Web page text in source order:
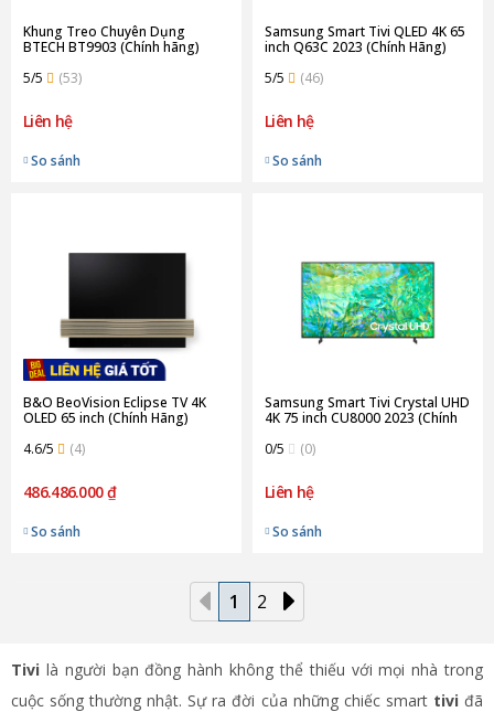
Khung Treo Chuyên Dụng
BTECH BT9903 (Chính hãng)
5/5
(53)
Liên hệ
So sánh
Samsung Smart Tivi QLED 4K 65
inch Q63C 2023 (Chính Hãng)
5/5
(46)
Liên hệ
So sánh
B&O BeoVision Eclipse TV 4K
OLED 65 inch (Chính Hãng)
4.6/5
(4)
486.486.000 ₫
So sánh
Samsung Smart Tivi Crystal UHD
4K 75 inch CU8000 2023 (Chính
0/5
(0)
Liên hệ
So sánh
1 2
Tivi là người bạn đồng hành không thể thiếu với mọi nhà trong
cuộc sống thường nhật. Sự ra đời của những chiếc smart tivi đã